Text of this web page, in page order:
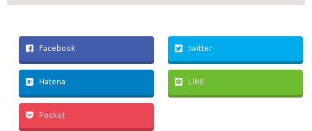
Facebook twitter
Hatena LINE
Pocket